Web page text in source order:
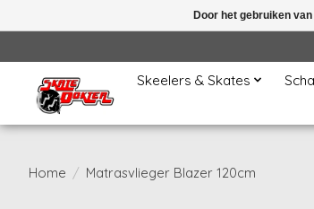
Skeelers & Skates
Home / Matrasvlieger Blazer 120cm
Door het gebruiken